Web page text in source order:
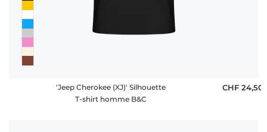
'Jeep Cherokee (XJ)' Silhouette
T-shirt homme B&C
CHF 24,50